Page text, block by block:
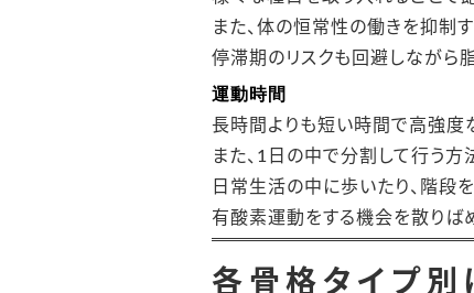
また、体の恒常性の働きを抑制
停滞期のリスクも回避しながら
運動時間
長時間よりも短い時間で高強度
また、1日の中で分割して行う
日常生活の中に歩いたり、階段
有酸素運動をする機会を散りばめ
各骨格タイプ別